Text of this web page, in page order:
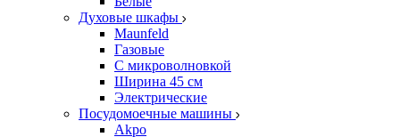
Духовые шкафы
Maunfeld
Газовые
С микроволновкой
Ширина 45 см
Электрические
Посудомоечные машины
Akpo